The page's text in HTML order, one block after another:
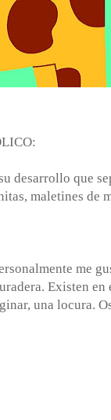
desarrollo que
maletines de
me
Existen
una locura.